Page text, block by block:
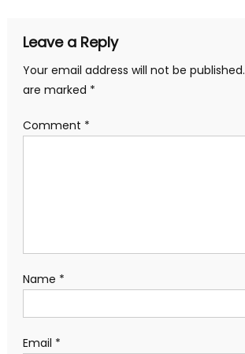
Leave a Reply
Your email address will not be published.
are marked *
Comment *
Name *
Email *